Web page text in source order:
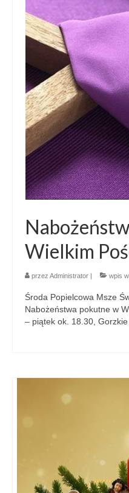
Wielkim
przez Administrator | wpis
Środa Popielcowa Msze
Nabożeństwa pokutne w
– piątek ok. 18.30,